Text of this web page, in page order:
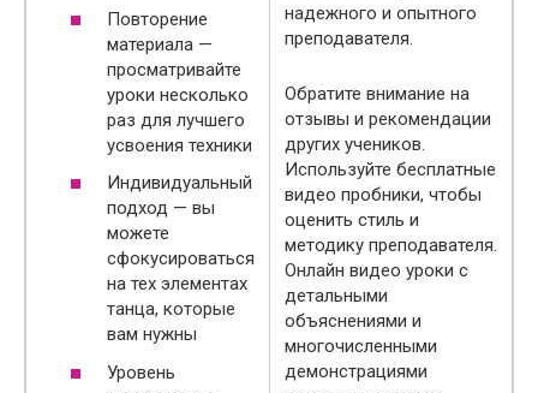
Повторение
материала —
просматривайте
уроки несколько
раз для лучшего
усвоения техники
Индивидуальный
подход — вы
можете
сфокусироваться
на тех элементах
танца, которые
вам нужны
Уровень
надежного и опытного
преподавателя.
Обратите внимание на
отзывы и рекомендации
других учеников.
Используйте бесплатные
видео пробники, чтобы
оценить стиль и
методику преподавателя.
Онлайн видео уроки с
детальными
объяснениями и
многочисленными
демонстрациями